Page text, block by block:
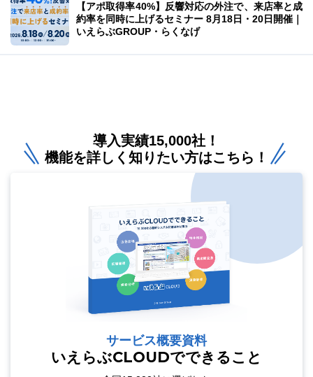
【アポ取得率40%】反響対応の外注で、来店率と成
約率を同時に上げるセミナー 8月18日・20日開催｜
いえらぶGROUP・らくなげ
導入実績15,000社！
機能を詳しく知りたい方はこちら！
サービス概要資料
いえらぶCLOUDでできること